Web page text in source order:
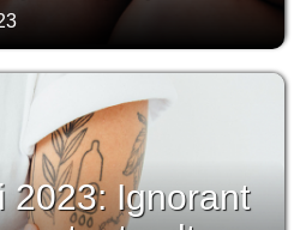
2023: Ignorant